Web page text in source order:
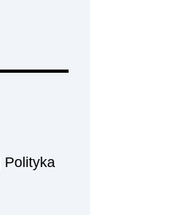
Polityka